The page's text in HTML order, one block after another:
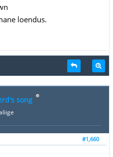
loendus.
song
#1,660